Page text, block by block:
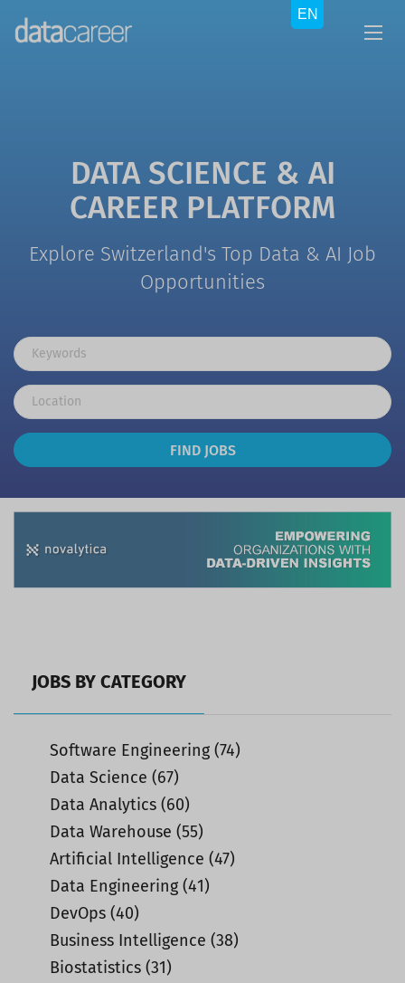
DATA SCIENCE & AI
CAREER PLATFORM
Explore Switzerland's Top Data & AI Job
Opportunities
Keywords
Location
Find
Jobs
FIND JOBS
JOBS BY CATEGORY
Software Engineering (74)
Data Science (67)
Data Analytics (60)
Data Warehouse (55)
Artificial Intelligence (47)
Data Engineering (41)
DevOps (40)
Business Intelligence (38)
Biostatistics (31)